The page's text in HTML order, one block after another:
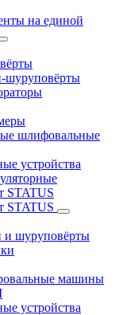
на единой
шуруповёрты
шлифовальные
устройства
STATUS
STATUS
и шуруповёрты
машины
устройства